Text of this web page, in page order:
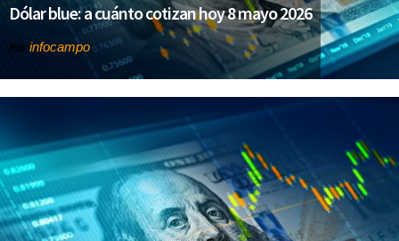
Dólar blue: a cuánto cotizan hoy 8 mayo 2026
Por infocampo